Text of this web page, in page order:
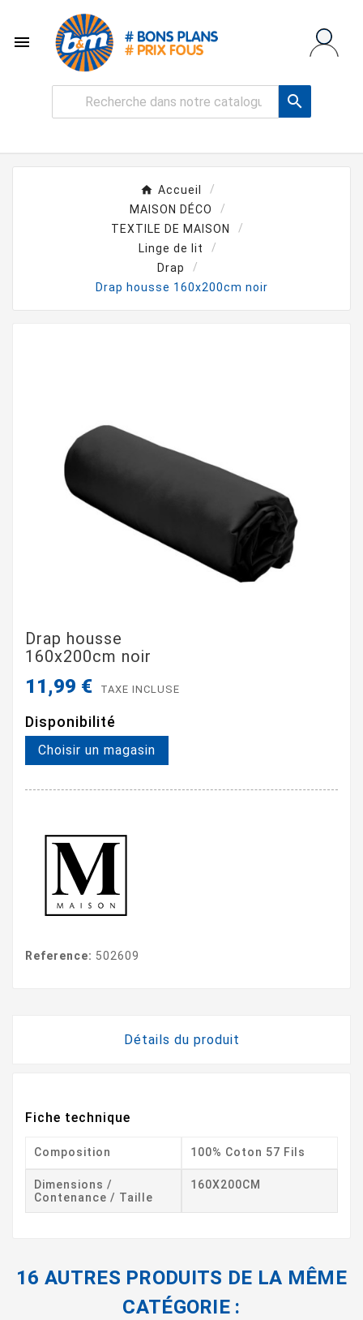


Accueil
MAISON DÉCO
TEXTILE DE MAISON
Linge de lit
Drap
Drap housse 160x200cm noir
Drap housse
160x200cm noir
11,99 € TAXE INCLUSE
Disponibilité
Choisir un magasin
Reference: 502609
Détails du produit
Fiche technique
Composition 100% Coton 57 Fils
Dimensions /
Contenance / Taille
160X200CM
16 AUTRES PRODUITS DE LA MÊME
CATÉGORIE :